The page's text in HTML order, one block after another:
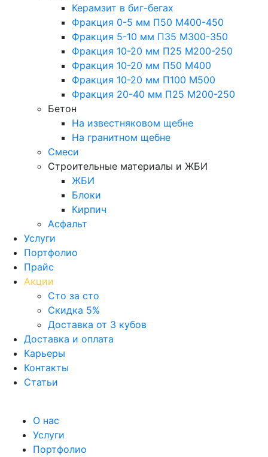
Керамзит в биг-бегах
Фракция 0-5 мм П50 М400-450
Фракция 5-10 мм П35 М300-350
Фракция 10-20 мм П25 М200-250
Фракция 10-20 мм П50 М400
Фракция 10-20 мм П100 М500
Фракция 20-40 мм П25 М200-250
Бетон
На известняковом щебне
На гранитном щебне
Смеси
Строительные материалы и ЖБИ
ЖБИ
Блоки
Кирпич
Асфальт
Услуги
Портфолио
Прайс
Акции
Сто за сто
Скидка 5%
Доставка от 3 кубов
Доставка и оплата
Карьеры
Контакты
Статьи
О нас
Услуги
Портфолио